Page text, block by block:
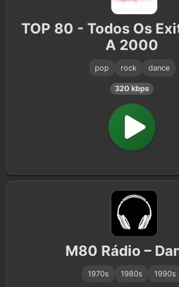
TOP 80 - Todos Os
A 2000
pop rock dance
320 kbps
M80 Rádio –
1970s 1980s 1990s